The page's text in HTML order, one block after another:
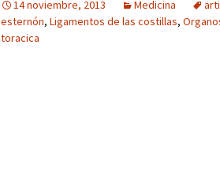
14 noviembre, 2013 Medicina
esternón, Ligamentos de las costillas,
toracica